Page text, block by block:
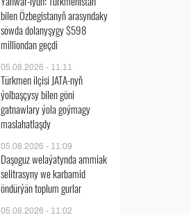
bilen Özbegistanyň arasyndaky
söwda dolanyşygy $598
milliondan geçdi
05.08.2026 - 11:11
Türkmen ilçisi JATA-nyň
ýolbaşçysy bilen göni
gatnawlary ýola goýmagy
maslahatlaşdy
05.08.2026 - 11:09
Daşoguz welaýatynda ammiak
selitrasyny we karbamid
öndürýän toplum gurlar
05.08.2026 - 11:02